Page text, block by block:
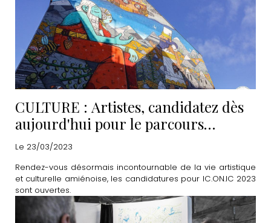
CULTURE : Artistes, candidatez dès
aujourd'hui pour le parcours
IC.ON.IC 2023
Le 23/03/2023
Rendez-vous désormais incontournable de la vie artistique
et culturelle amiénoise, les candidatures pour IC.ON.IC 2023
sont ouvertes.